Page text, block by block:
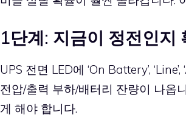
1단계: 지금이 정전인지
UPS 전면 LED에 ‘On Battery’,
전압/출력 부하/배터리 잔량이 나옵
게 해야 합니다.